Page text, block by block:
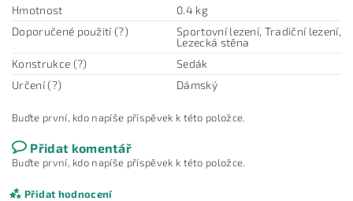
Hmotnost
0.4 kg
Doporučené použití (?)
Sportovní lezení, Tradiční lezení,
Lezecká stěna
Konstrukce (?)
Sedák
Určení (?)
Dámský
Buďte první, kdo napíše příspěvek k této položce.
Přidat komentář
Buďte první, kdo napíše příspěvek k této položce.
Přidat hodnocení